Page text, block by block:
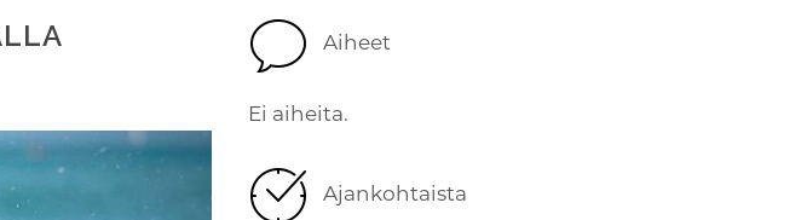
Aiheet
Ei aiheita.
Ajankohtaista